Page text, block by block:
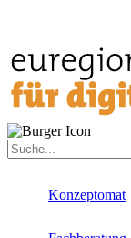
Konzeptomat